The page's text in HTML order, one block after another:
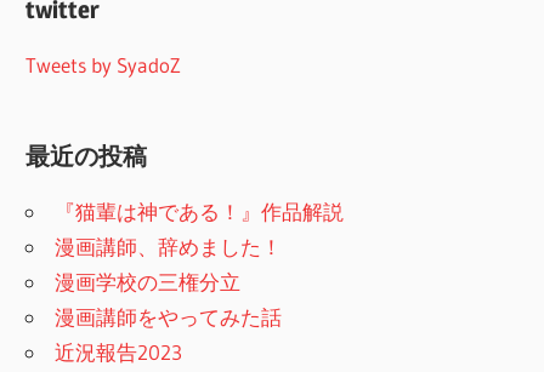
twitter
Tweets by SyadoZ
最近の投稿
『猫輩は神である！』作品解説
漫画講師、辞めました！
漫画学校の三権分立
漫画講師をやってみた話
近況報告2023